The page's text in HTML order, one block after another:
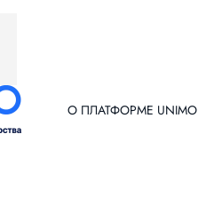
О ПЛАТФОРМЕ UNIMO